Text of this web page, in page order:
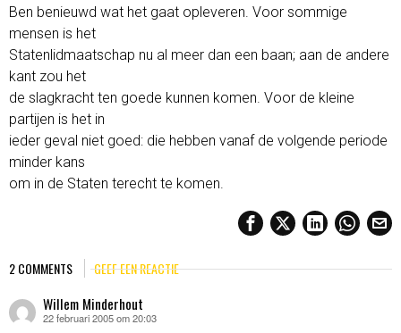
Ben benieuwd wat het gaat opleveren. Voor sommige
mensen is het
Statenlidmaatschap nu al meer dan een baan; aan de andere
kant zou het
de slagkracht ten goede kunnen komen. Voor de kleine
partijen is het in
ieder geval niet goed: die hebben vanaf de volgende periode
minder kans
om in de Staten terecht te komen.
2 COMMENTS GEEF EEN REACTIE
Willem Minderhout
schreef:
22 februari 2005 om 20:03